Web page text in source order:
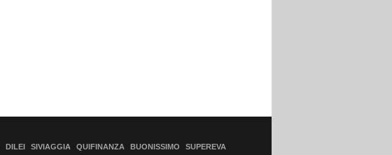
DILEI SIVIAGGIA QUIFINANZA BUONISSIMO SUPEREVA